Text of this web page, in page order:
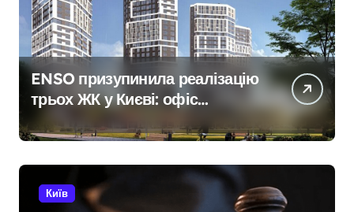
ENSO призупинила реалізацію
трьох ЖК у Києві: офіс
керівник покинув місто
Київ